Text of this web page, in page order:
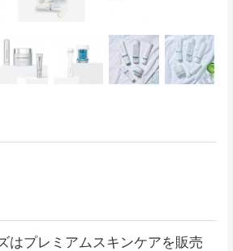
はプレミアムスキンケアを販売